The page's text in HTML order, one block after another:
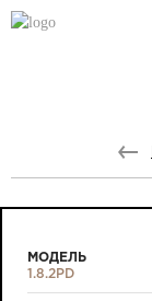
МОДЕЛЬ
1.8.2PD